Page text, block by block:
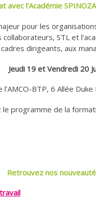
l’Académie
pour les
STL et
dirigeants, aux
Jeudi 19 et Vendredi 20
l’AMCO-BTP, 6 Allée
le programme de la
Retrouvez nos